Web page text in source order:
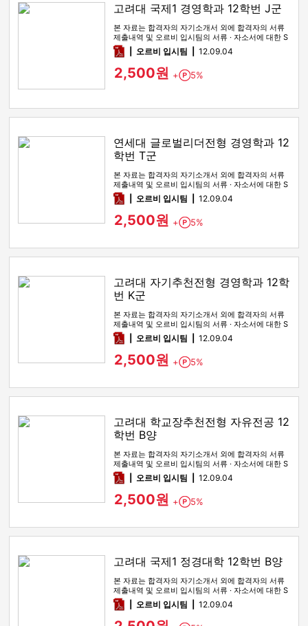
고려대 국제1 경영학과 12학번 J군
본 자료는 합격자의 자기소개서 외에 합격자의 서류
제출내역 및 오르비 입시팀의 서류 · 자소서에 대한 S
WOT 분석이 포함돼 …
pdf오르비 입시팀 12.09.04
2,500원 + Point
5%
연세대 글로벌리더전형 경영학과 12
학번 T군
본 자료는 합격자의 자기소개서 외에 합격자의 서류
제출내역 및 오르비 입시팀의 서류 · 자소서에 대한 S
WOT 분석이 포함돼 …
pdf오르비 입시팀 12.09.04
2,500원 + Point
5%
고려대 자기추천전형 경영학과 12학
번 K군
본 자료는 합격자의 자기소개서 외에 합격자의 서류
제출내역 및 오르비 입시팀의 서류 · 자소서에 대한 S
WOT 분석이 포함돼 …
pdf오르비 입시팀 12.09.04
2,500원 + Point
5%
고려대 학교장추천전형 자유전공 12
학번 B양
본 자료는 합격자의 자기소개서 외에 합격자의 서류
제출내역 및 오르비 입시팀의 서류 · 자소서에 대한 S
WOT 분석이 포함돼 …
pdf오르비 입시팀 12.09.04
2,500원 + Point
5%
고려대 국제1 정경대학 12학번 B양
본 자료는 합격자의 자기소개서 외에 합격자의 서류
제출내역 및 오르비 입시팀의 서류 · 자소서에 대한 S
WOT 분석이 포함돼 …
pdf오르비 입시팀 12.09.04